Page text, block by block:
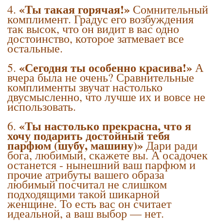
4. «Ты такая горячая!» Сомнительный
комплимент. Градус его возбуждения
так высок, что он видит в вас одно
достоинство, которое затмевает все
остальные.
5. «Сегодня ты особенно красива!»А
вчера была не очень? Сравнительные
комплименты звучат настолько
двусмысленно, что лучше их и вовсе не
использовать.
6. «Ты настолько прекрасна, что я
хочу подарить достойный тебя
парфюм (шубу, машину)»Дари ради
бога, любимый, скажете вы. А осадочек
останется - нынешний ваш парфюм и
прочие атрибуты вашего образа
любимый посчитал не слишком
подходящими такой шикарной
женщине. То есть вас он считает
идеальной, а ваш выбор — нет.